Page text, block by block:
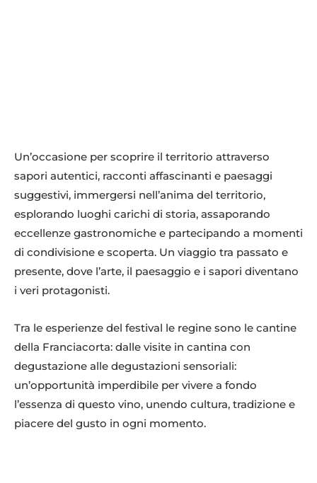
Un’occasione per scoprire il territorio attraverso
sapori autentici, racconti affascinanti e paesaggi
suggestivi, immergersi nell’anima del territorio,
esplorando luoghi carichi di storia, assaporando
eccellenze gastronomiche e partecipando a momenti
di condivisione e scoperta. Un viaggio tra passato e
presente, dove l’arte, il paesaggio e i sapori diventano
i veri protagonisti.
Tra le esperienze del festival le regine sono le cantine
della Franciacorta: dalle visite in cantina con
degustazione alle degustazioni sensoriali:
un’opportunità imperdibile per vivere a fondo
l’essenza di questo vino, unendo cultura, tradizione e
piacere del gusto in ogni momento.